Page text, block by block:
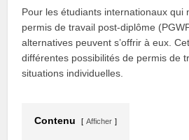
Pour les étudiants internationaux qui
permis de travail post-diplôme
alternatives peuvent s’offrir à eux.
différentes possibilités de permis de
situations individuelles.
Contenu Afficher